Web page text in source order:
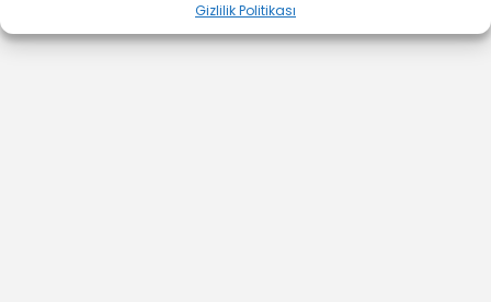
Gizlilik Politikası